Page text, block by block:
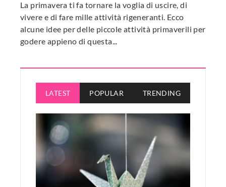
La primavera ti fa tornare la voglia di uscire, di
vivere e di fare mille attività rigeneranti. Ecco
alcune idee per delle piccole attività primaverili per
godere appieno di questa...
LATEST POPULAR TRENDING